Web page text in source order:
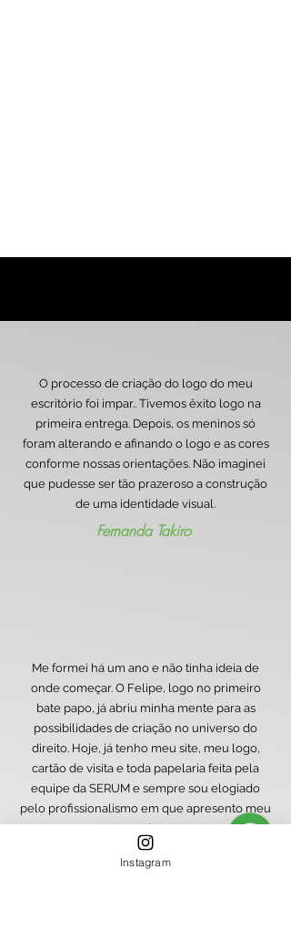
O processo de criação do logo do meu
escritório foi impar.. Tivemos êxito logo na
primeira entrega. Depois, os meninos só
foram alterando e afinando o logo e as cores
conforme nossas orientações. Não imaginei
que pudesse ser tão prazeroso a construção
de uma identidade visual.
Fernanda Takiro
Me formei há um ano e não tinha ideia de
onde começar. O Felipe, logo no primeiro
bate papo, já abriu minha mente para as
possibilidades de criação no universo do
direito. Hoje, já tenho meu site, meu logo,
cartão de visita e toda papelaria feita pela
equipe da SERUM e sempre sou elogiado
pelo profissionalismo em que apresento meu
serviço
Drº Felipe Ashiuga Mendes
Instagram